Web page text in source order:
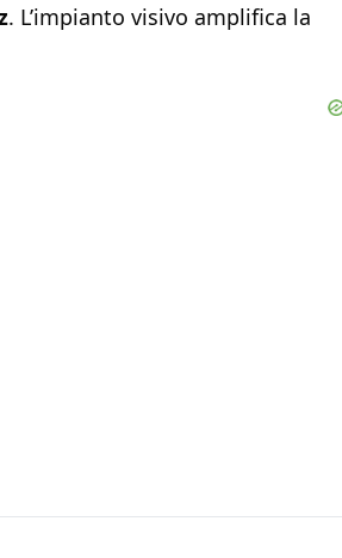
. L’impianto visivo amplifica la